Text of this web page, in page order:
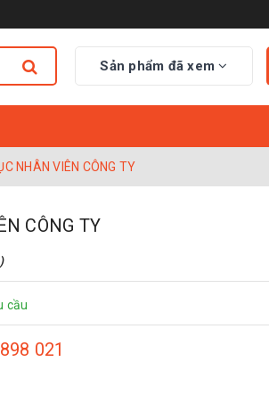
Sản phẩm đã xem
NHÂN VIÊN CÔNG TY
CÔNG TY
cầu
021